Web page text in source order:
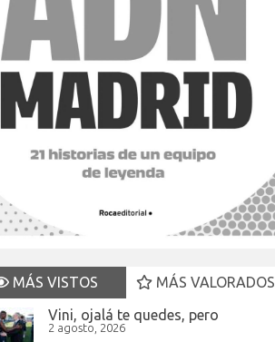
MÁS VISTOS
MÁS VALORADOS
Vini, ojalá te quedes, pero
2 agosto, 2026